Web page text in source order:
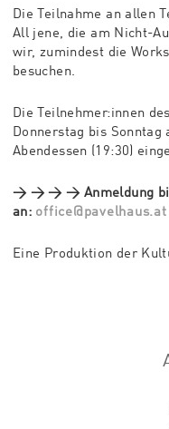
Die Teilnahme an allen
All jene, die am Nicht-
wir, zumindest die
besuchen.
Die Teilnehmer:innen
Donnerstag bis Sonntag
Abendessen (19:30)
→ → → → Anmeldung
an: office@pavelhaus.at
Eine Produktion der